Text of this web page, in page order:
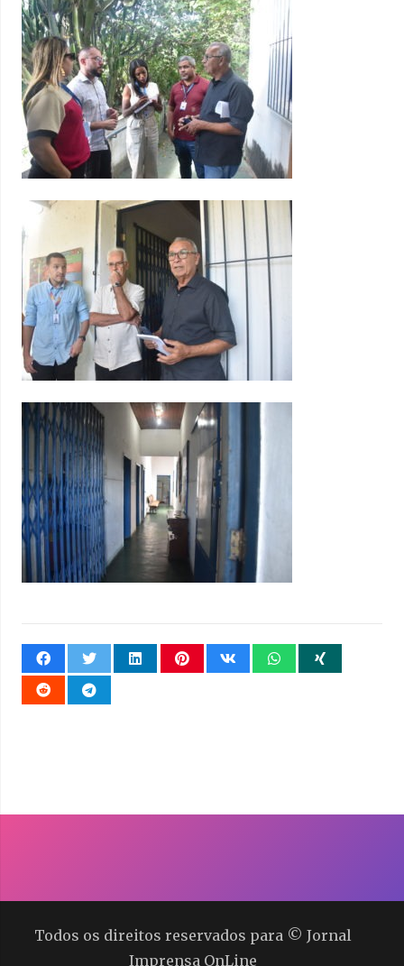
Todos os direitos reservados para © Jornal
Imprensa OnLine